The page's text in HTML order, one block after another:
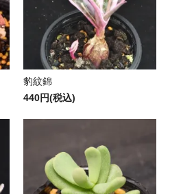
豹紋錦
440円(税込)